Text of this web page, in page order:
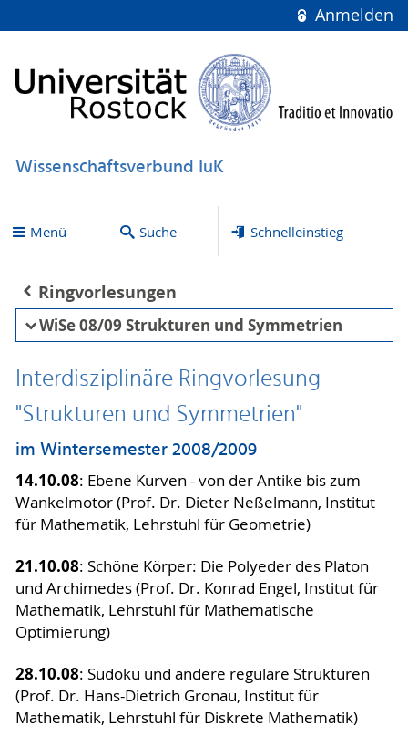
Anmelden
Wissenschaftsverbund IuK
Menü Suche Schnelleinstieg
Ringvorlesungen
WiSe 08/09 Strukturen und Symmetrien
Interdisziplinäre Ringvorlesung
"Strukturen und Symmetrien"
im Wintersemester 2008/2009
14.10.08: Ebene Kurven - von der Antike bis zum
Wankelmotor (Prof. Dr. Dieter Neßelmann, Institut
für Mathematik, Lehrstuhl für Geometrie)
21.10.08: Schöne Körper: Die Polyeder des Platon
und Archimedes (Prof. Dr. Konrad Engel, Institut für
Mathematik, Lehrstuhl für Mathematische
Optimierung)
28.10.08: Sudoku und andere reguläre Strukturen
(Prof. Dr. Hans-Dietrich Gronau, Institut für
Mathematik, Lehrstuhl für Diskrete Mathematik)